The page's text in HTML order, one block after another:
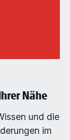
Nähe
und die
im